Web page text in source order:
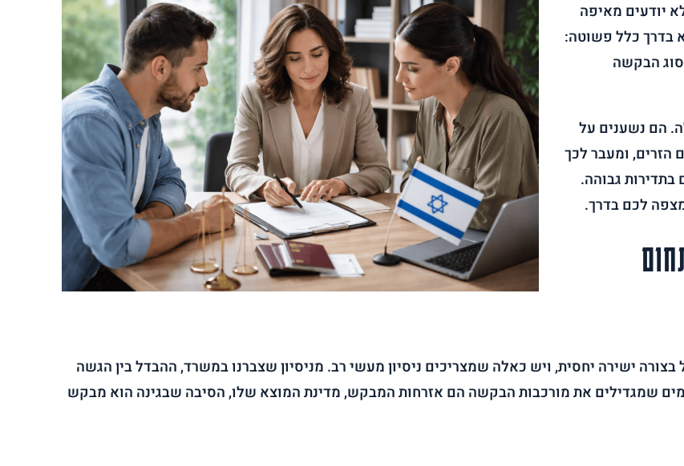
יודעים מאיפה
בדרך כלל פשוטה:
הבקשה
הם נשענים על
הזרים, ומעבר לכך
גבוהה.
מצפה לכם בדרך.
ישירה יחסית, ויש כאלה שמצריכים ניסיון מעשי רב. מניסיון שצברנו במשרד, ההבדל בין הגשה
שמגדילים את מורכבות הבקשה הם אזרחות המבקש, מדינת המוצא שלו, הסיבה שבגינה הוא מבקש